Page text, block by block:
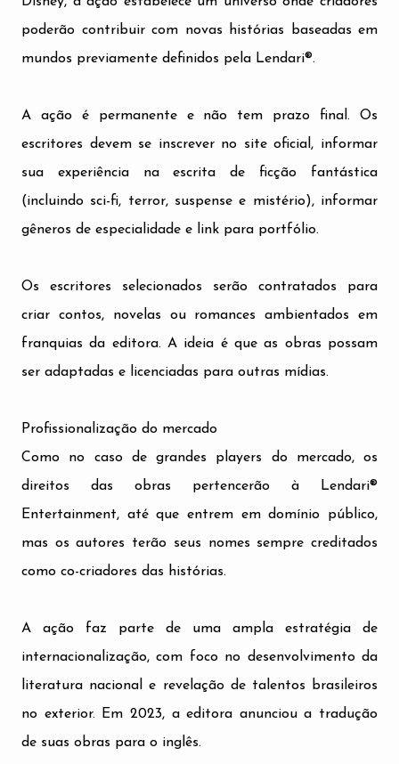
poderão contribuir com novas histórias baseadas em
mundos previamente definidos pela Lendari®.
A ação é permanente e não tem prazo final. Os
escritores devem se inscrever no site oficial, informar
sua experiência na escrita de ficção fantástica
(incluindo sci-fi, terror, suspense e mistério), informar
gêneros de especialidade e link para portfólio.
Os escritores selecionados serão contratados para
criar contos, novelas ou romances ambientados em
franquias da editora. A ideia é que as obras possam
ser adaptadas e licenciadas para outras mídias.
Profissionalização do mercado
Como no caso de grandes players do mercado, os
direitos das obras pertencerão à Lendari®
Entertainment, até que entrem em domínio público,
mas os autores terão seus nomes sempre creditados
como co-criadores das histórias.
A ação faz parte de uma ampla estratégia de
internacionalização, com foco no desenvolvimento da
literatura nacional e revelação de talentos brasileiros
no exterior. Em 2023, a editora anunciou a tradução
de suas obras para o inglês.